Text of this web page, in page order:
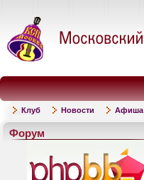
Клуб Новости Афиша
Форум